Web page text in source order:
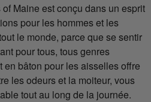
Maine est conçu dans un esprit
pour les hommes et les
le monde, parce que se sentir
pour tous, tous genres
bâton pour les aisselles offre
les odeurs et la moiteur, vous
tout au long de la journée.